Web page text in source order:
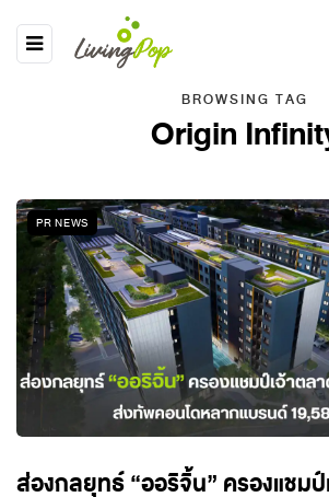
BROWSING TAG
Origin
PR NEWS
ส่องกลยุทธ์ “ออริจิ้น” ครองแชม